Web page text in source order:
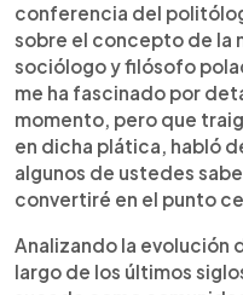
conferencia del
sobre el concepto de la
sociólogo y filósofo
me ha fascinado por
momento, pero que
en dicha plática, habló
algunos de ustedes
convertiré en el punto
Analizando la evolución
largo de los últimos